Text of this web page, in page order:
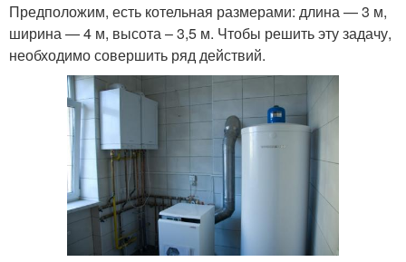
Предположим, есть котельная размерами: длина — 3 м,
ширина — 4 м, высота – 3,5 м. Чтобы решить эту задачу,
необходимо совершить ряд действий.